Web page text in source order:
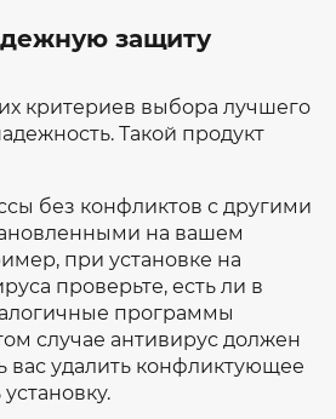
защиту
критериев выбора лучшего
Такой продукт
без конфликтов с другими
на вашем
при установке на
проверьте, есть ли в
программы
случае антивирус должен
вас удалить конфликтующее